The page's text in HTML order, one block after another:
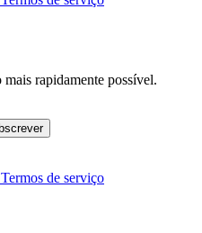
rapidamente possível.
de serviço